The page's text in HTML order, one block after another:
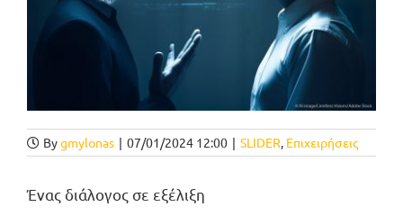
Bygmylonas | 07/01/2024 12:00 | SLIDER, Επιχειρήσεις
Ένας διάλογος σε εξέλιξη